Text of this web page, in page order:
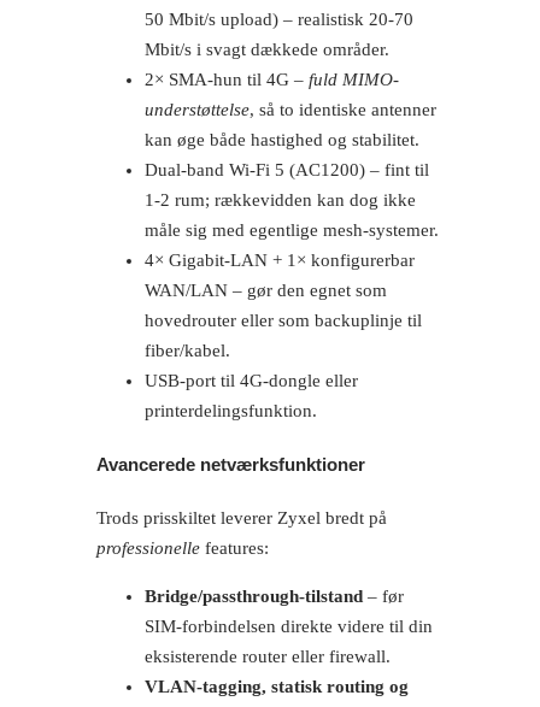
50 Mbit/s upload) – realistisk 20-70
Mbit/s i svagt dækkede områder.
2× SMA-hun til 4G – fuld MIMO-
understøttelse, så to identiske antenner
kan øge både hastighed og stabilitet.
Dual-band Wi-Fi 5 (AC1200) – fint til
1-2 rum; rækkevidden kan dog ikke
måle sig med egentlige mesh-systemer.
4× Gigabit-LAN + 1× konfigurerbar
WAN/LAN – gør den egnet som
hovedrouter eller som backuplinje til
fiber/kabel.
USB-port til 4G-dongle eller
printerdelingsfunktion.
Avancerede netværksfunktioner
Trods prisskiltet leverer Zyxel bredt på
professionelle features:
Bridge/passthrough-tilstand – før
SIM-forbindelsen direkte videre til din
eksisterende router eller firewall.
VLAN-tagging, statisk routing og